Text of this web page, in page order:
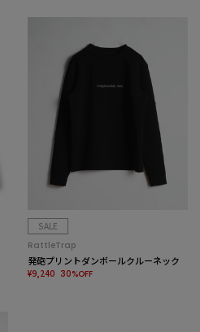
SALE
RattleTrap
発砲プリントダンボールクルーネック
¥9,240 30%OFF